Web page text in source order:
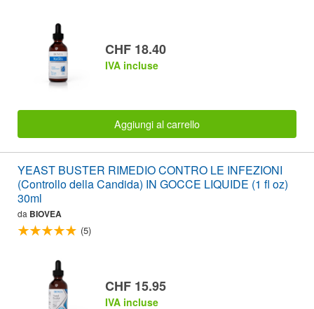
CHF 18.40
IVA incluse
Aggiungi al carrello
YEAST BUSTER RIMEDIO CONTRO LE INFEZIONI
(Controllo della Candida) IN GOCCE LIQUIDE (1 fl oz)
30ml
da BIOVEA
(5)
CHF 15.95
IVA incluse